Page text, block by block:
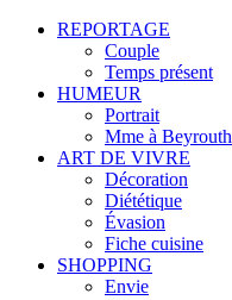
REPORTAGE
Couple
Temps présent
HUMEUR
Portrait
Mme à Beyrouth
ART DE VIVRE
Décoration
Diététique
Évasion
Fiche cuisine
SHOPPING
Envie